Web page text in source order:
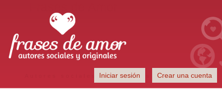
Autores sociales y originales
Iniciar sesión Crear una cuenta